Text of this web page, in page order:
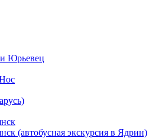
Юрьевец
(автобусная экскурсия в Ядрин)